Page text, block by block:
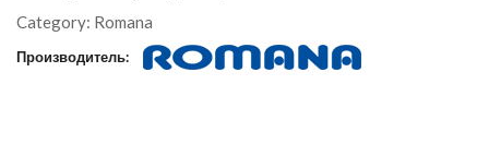
Category: Romana
Производитель: